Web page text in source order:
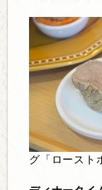
グ「ロースト